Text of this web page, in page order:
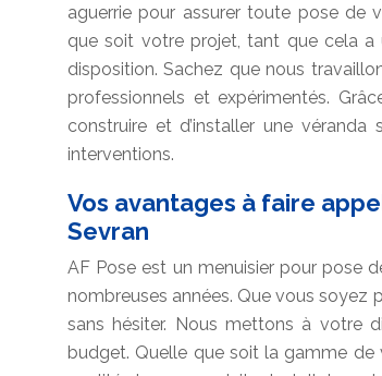
aguerrie pour assurer toute pose de
que soit votre projet, tant que cela a
disposition. Sachez que nous
professionnels et expérimentés.
construire et d’installer une
interventions.
Vos avantages à faire
Sevran
AF Pose est un menuisier pour pose
nombreuses années. Que vous
sans hésiter. Nous mettons à votre
budget. Quelle que soit la gamme de